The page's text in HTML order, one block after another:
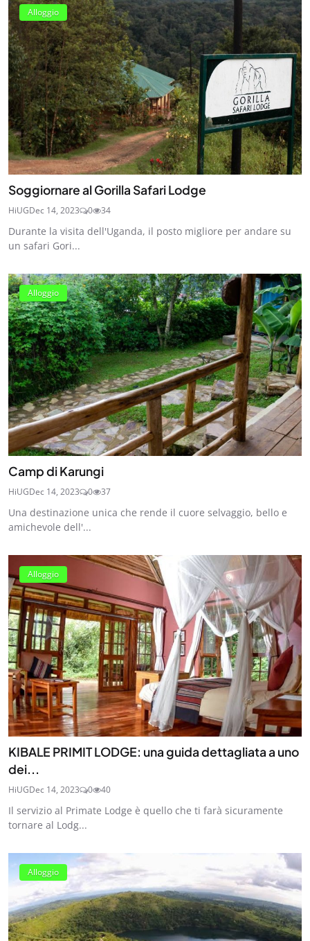
Alloggio
Soggiornare al Gorilla Safari Lodge
HiUGDec 14, 2023 0 34
Durante la visita dell'Uganda, il posto migliore per andare su
un safari Gori...
Alloggio
Camp di Karungi
HiUGDec 14, 2023 0 37
Una destinazione unica che rende il cuore selvaggio, bello e
amichevole dell'...
Alloggio
KIBALE PRIMIT LODGE: una guida dettagliata a uno
dei...
HiUGDec 14, 2023 0 40
Il servizio al Primate Lodge è quello che ti farà sicuramente
tornare al Lodg...
Alloggio